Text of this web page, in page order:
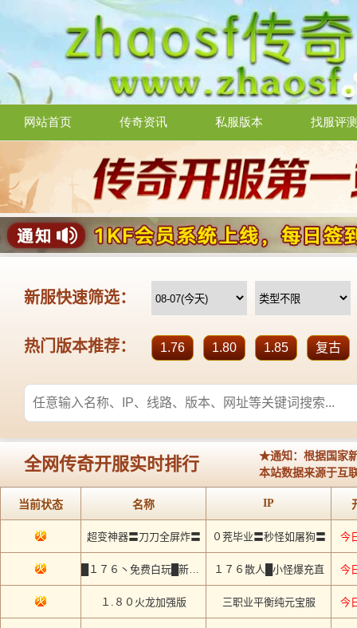
网站首页 传奇资讯 私服版本 找服评